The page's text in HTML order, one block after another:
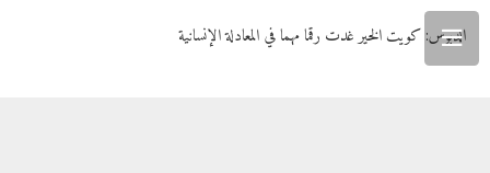
الدبوس: كويت الخير غدت رقما مهما في المعادلة الإنسانية